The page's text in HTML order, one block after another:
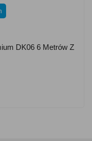
DK06 6 Metrów Z